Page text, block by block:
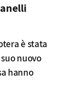
è stata
nuovo
hanno